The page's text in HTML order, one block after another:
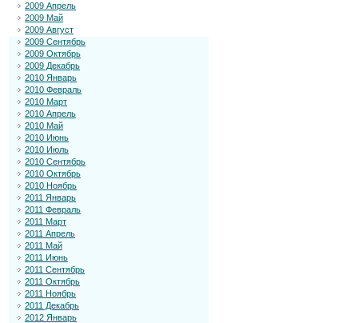
2009 Апрель
2009 Май
2009 Август
2009 Сентябрь
2009 Октябрь
2009 Декабрь
2010 Январь
2010 Февраль
2010 Март
2010 Апрель
2010 Май
2010 Июнь
2010 Июль
2010 Сентябрь
2010 Октябрь
2010 Ноябрь
2011 Январь
2011 Февраль
2011 Март
2011 Апрель
2011 Май
2011 Июнь
2011 Сентябрь
2011 Октябрь
2011 Ноябрь
2011 Декабрь
2012 Январь